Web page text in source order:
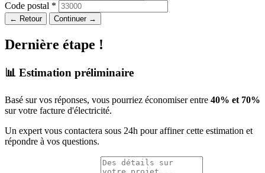
Code postal *
← Retour Continuer →
Dernière étape !
📊 Estimation préliminaire
Basé sur vos réponses, vous pourriez économiser entre 40% et 70%
sur votre facture d'électricité.
Un expert vous contactera sous 24h pour affiner cette estimation et
répondre à vos questions.